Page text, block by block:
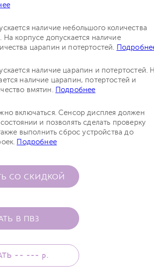
наличие небольшого количества
На корпусе допускается наличие
царапин и потертостей.
наличие царапин и потертостей.
наличие царапин, потертостей и
вмятин. Подробнее
включаться. Сенсор дисплея должен
и позволять сделать проверку
выполнить сброс устройства до
Подробнее
СО СКИДКОЙ
В ПВЗ
-- --- р.